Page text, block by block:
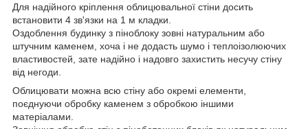
Для надійного кріплення облицювальної стіни досить
встановити 4 зв'язки на 1 м кладки.
Оздоблення будинку з піноблоку зовні натуральним або
штучним каменем, хоча і не додасть шумо і теплоізолюючих
властивостей, зате надійно і надовго захистить несучу стіну
від негоди.
Облицювати можна всю стіну або окремі елементи,
поєднуючи обробку каменем з обробкою іншими
матеріалами.